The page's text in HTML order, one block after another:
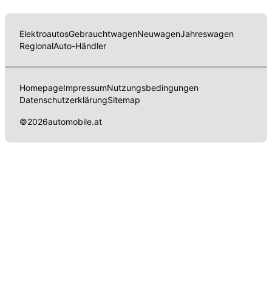
ElektroautosGebrauchtwagenNeuwagenJahreswagen
RegionalAuto-Händler
HomepageImpressumNutzungsbedingungen
DatenschutzerklärungSitemap
©2026automobile.at